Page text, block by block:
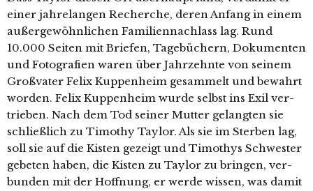
einer jah­re­lan­gen Recherche, deren Anfang in einem
außer­ge­wöhn­li­chen Familiennachlass lag. Rund
10.000 Seiten mit Briefen, Tagebüchern, Dokumenten
und Fotografien waren über Jahrzehnte von sei­nem
Großvater Felix Kuppenheim gesam­melt und bewahrt
wor­den. Felix Kuppenheim wur­de selbst ins Exil ver­
trie­ben. Nach dem Tod sei­ner Mutter gelang­ten sie
schließ­lich zu Timothy Taylor. Als sie im Sterben lag,
soll sie auf die Kisten gezeigt und Timothys Schwester
gebe­ten haben, die Kisten zu Taylor zu brin­gen, ver­
bun­den mit der Hoffnung, er wer­de wis­sen, was damit